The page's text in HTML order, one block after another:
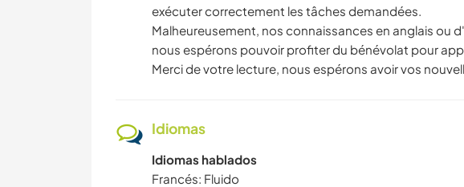
exécuter correctement les tâches demandées.
Malheureusement, nos connaissances en anglais ou
nous espérons pouvoir profiter du bénévolat pour
Merci de votre lecture, nous espérons avoir vos
Idiomas
Idiomas hablados
Francés: Fluido